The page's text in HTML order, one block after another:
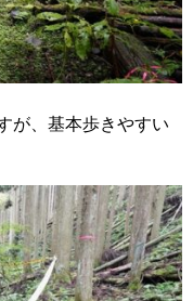
が、基本歩きやすい